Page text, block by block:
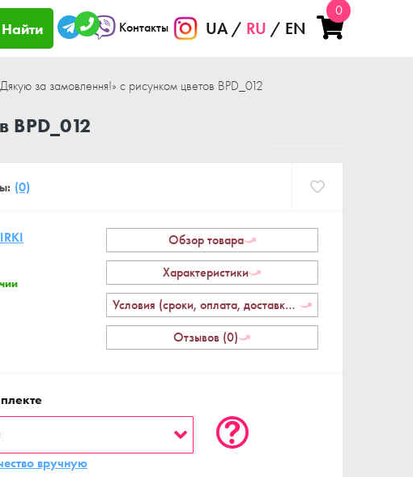
Найти Контакты UA RU EN
0
за замовлення!» с рисунком цветов BPD_012
(0)
Обзор товара
Характеристики
Условия (сроки, оплата, доставка, возврат)
Отзывов (0)
вручную